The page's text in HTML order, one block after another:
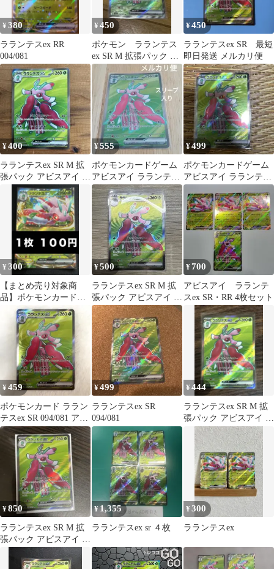
¥380
ラランテスex RR
004/081
¥450
ポケモン ラランテス
ex SR M 拡張パック ア
ビスアイ キラ 094/081
¥450
ラランテスex SR 最短
即日発送 メルカリ便
¥400
ラランテスex SR M 拡
張パック アビスアイ キ
ラ 094/081
¥555
ポケモンカードゲーム
アビスアイ ラランテス
ex SR
¥499
ポケモンカードゲーム
アビスアイ ラランテス
ex SR
¥300
【まとめ売り対象商
品】ポケモンカード
ラランテスex１枚１０
０円
¥500
ラランテスex SR M 拡
張パック アビスアイ キ
ラ 094/081
¥700
アビスアイ ラランテ
スex SR・RR 4枚セット
¥459
ポケモンカード ララン
テスex SR 094/081 アビ
スアイ
¥499
ラランテスex SR
094/081
¥444
ラランテスex SR M 拡
張パック アビスアイ キ
ラ 094/081
¥850
ラランテスex SR M 拡
張パック アビスアイ キ
¥1,355
ラランテスex sr ４枚
¥300
ラランテスex